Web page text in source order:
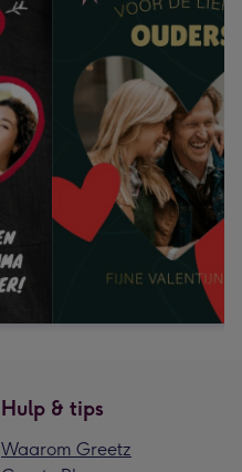
Hulp & tips
Waarom Greetz